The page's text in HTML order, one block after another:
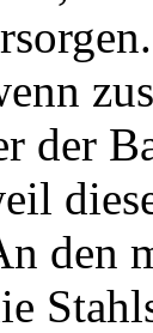
der
den